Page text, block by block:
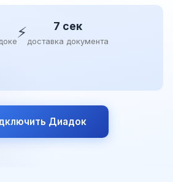
⚡ 7 сек
доставка документа
Диадок